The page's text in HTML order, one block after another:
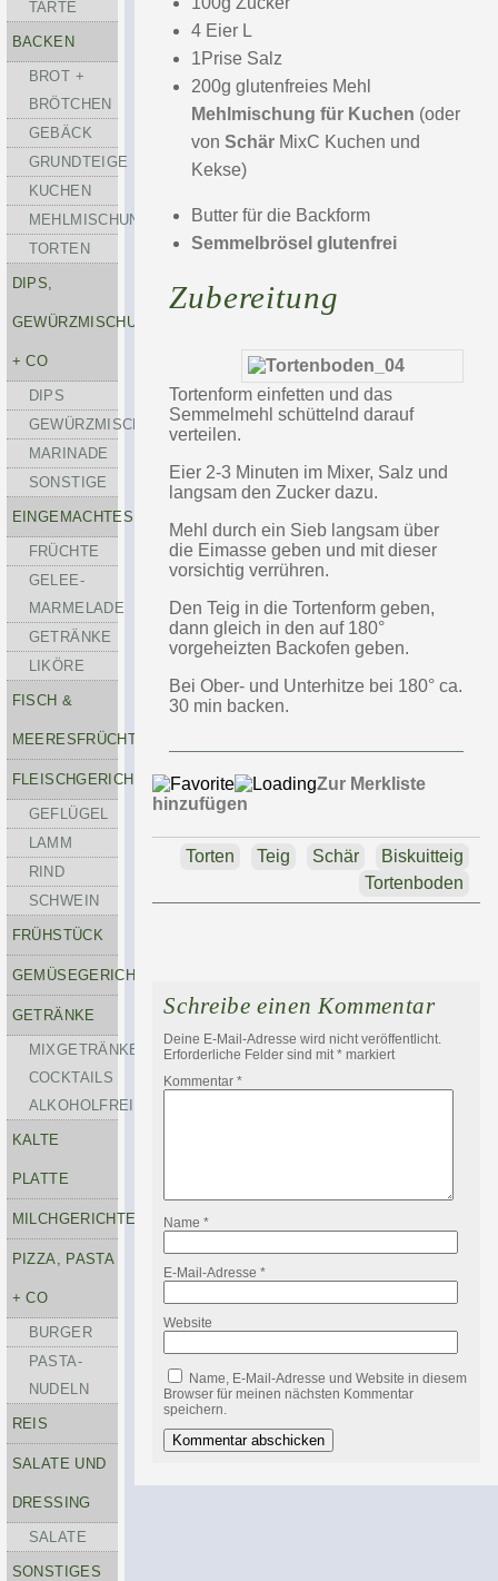
TARTE
BACKEN
BROT +
BRÖTCHEN
GEBÄCK
GRUNDTEIGE
KUCHEN
MEHLMISCHUNGEN
TORTEN
DIPS,
GEWÜRZMISCHUNGEN
+ CO
DIPS
GEWÜRZMISCHUNGEN
MARINADE
SONSTIGE
EINGEMACHTES
FRÜCHTE
GELEE-
MARMELADE
GETRÄNKE
LIKÖRE
FISCH &
MEERESFRÜCHTE
FLEISCHGERICHTE
GEFLÜGEL
LAMM
RIND
SCHWEIN
FRÜHSTÜCK
GEMÜSEGERICHTE
GETRÄNKE
MIXGETRÄNKE-
COCKTAILS
ALKOHOLFREI
KALTE
PLATTE
MILCHGERICHTE
PIZZA, PASTA
+ CO
BURGER
PASTA-
NUDELN
REIS
SALATE UND
DRESSING
SALATE
SONSTIGES
4 Eier L
1Prise Salz
200g glutenfreies Mehl
Mehlmischung für Kuchen (oder
vonSchär MixC Kuchen und
Kekse)
Butter für die Backform
Semmelbrösel glutenfrei
Zubereitung
Tortenform einfetten und das
Semmelmehl schüttelnd darauf
verteilen.
Eier 2-3 Minuten im Mixer, Salz und
langsam den Zucker dazu.
Mehl durch ein Sieb langsam über
die Eimasse geben und mit dieser
vorsichtig verrühren.
Den Teig in die Tortenform geben,
dann gleich in den auf 180°
vorgeheizten Backofen geben.
Bei Ober- und Unterhitze bei 180° ca.
30 min backen.
Zur Merkliste
hinzufügen
Biskuitteig
Schär
Teig
Torten
Tortenboden
Schreibe einen Kommentar
Deine E-Mail-Adresse wird nicht veröffentlicht.
Erforderliche Felder sind mit* markiert
Kommentar*
Name*
E-Mail-Adresse*
Website
Name, E-Mail-Adresse und Website in diesem
Browser für meinen nächsten Kommentar
speichern.